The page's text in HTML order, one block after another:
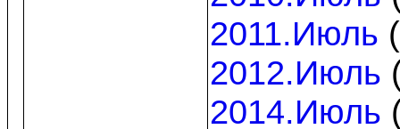
2011.Июль (
2012.Июль
2014.Июль